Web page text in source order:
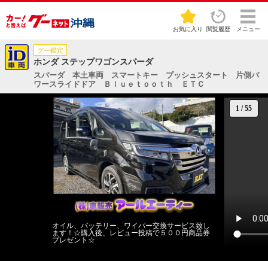
お気に入り 閲覧履歴 メニュー
グー鑑定
ホンダ ステップワゴンスパーダ
スパーダ 本土車両 スマートキー プッシュスタート 片側パ
ワースライドドア Ｂｌｕｅｔｏｏｔｈ ＥＴＣ
1 /55
オイル、バッテリー、ワイパー交換サービス致し
ます！☆購入後、レビュー投稿で５００円商品券
プレゼント☆